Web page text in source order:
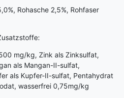
Rohasche 2,5%, Rohfaser
mg/kg, Zink als Zinksulfat,
als Mangan-II-sulfat,
als Kupfer-II-sulfat, Pentahydrat
wasserfrei 0,75mg/kg